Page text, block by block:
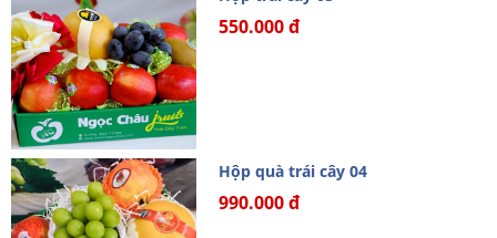
550.000 đ
Hộp quà trái cây 04
990.000 đ